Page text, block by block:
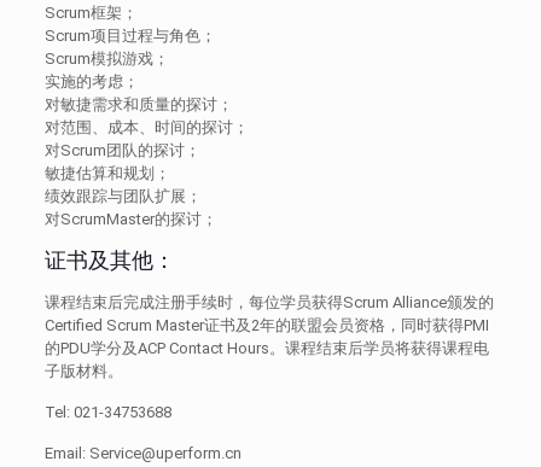
Scrum框架；
Scrum项目过程与角色；
Scrum模拟游戏；
实施的考虑；
对敏捷需求和质量的探讨；
对范围、成本、时间的探讨；
对Scrum团队的探讨；
敏捷估算和规划；
绩效跟踪与团队扩展；
对ScrumMaster的探讨；
证书及其他：
课程结束后完成注册手续时，每位学员获得Scrum Alliance颁发的
Certified Scrum Master证书及2年的联盟会员资格，同时获得PMI
的PDU学分及ACP Contact Hours。课程结束后学员将获得课程电
子版材料。
Tel: 021-34753688
Email: Service@uperform.cn